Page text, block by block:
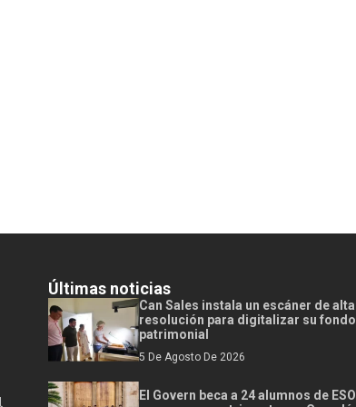
Últimas noticias
Can Sales instala un escáner de alta
resolución para digitalizar su fondo
patrimonial
5 De Agosto De 2026
El Govern beca a 24 alumnos de ESO